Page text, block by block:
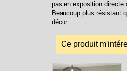
pas en exposition directe
Beaucoup plus résistant
décor
Ce produit